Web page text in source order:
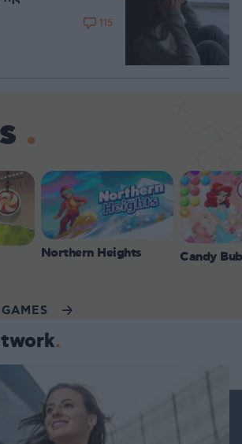
115
Northern Heights Candy